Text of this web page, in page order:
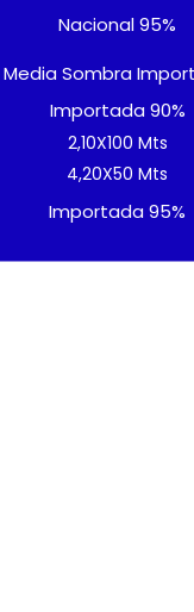
Nacional 95%
Media Sombra
Importada 90%
2,10X100 Mts
4,20X50 Mts
Importada 95%